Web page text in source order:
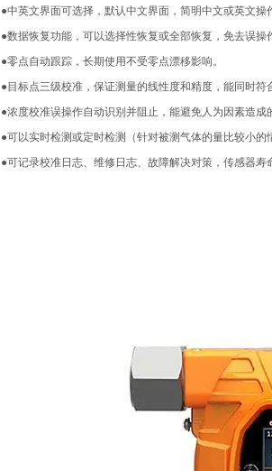
●中英文界面可选择，默认中文界面，简明中文或英文操
●数据恢复功能，可以选择性恢复或全部恢复，免去误操
●零点自动跟踪，长期使用不受零点漂移影响。
●目标点三级校准，保证测量的线性度和精度，能同时符
●浓度校准误操作自动识别并阻止，能避免人为因素造成
●可以实时检测或定时检测（针对被测气体的量比较小的
●可记录校准日志、维修日志、故障解决对策，传感器